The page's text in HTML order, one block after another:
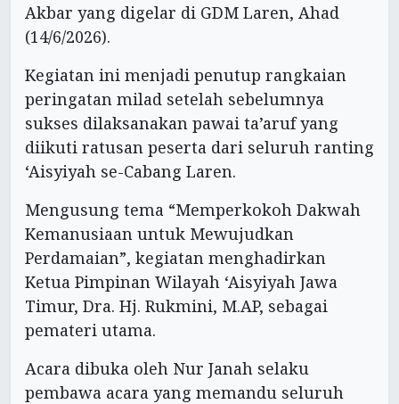
Akbar yang digelar di GDM Laren, Ahad
(14/6/2026).
Kegiatan ini menjadi penutup rangkaian
peringatan milad setelah sebelumnya
sukses dilaksanakan pawai ta’aruf yang
diikuti ratusan peserta dari seluruh ranting
‘Aisyiyah se-Cabang Laren.
Mengusung tema “Memperkokoh Dakwah
Kemanusiaan untuk Mewujudkan
Perdamaian”, kegiatan menghadirkan
Ketua Pimpinan Wilayah ‘Aisyiyah Jawa
Timur, Dra. Hj. Rukmini, M.AP, sebagai
pemateri utama.
Acara dibuka oleh Nur Janah selaku
pembawa acara yang memandu seluruh